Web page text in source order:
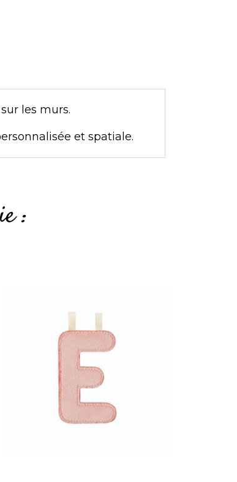
les murs.
et spatiale.
: